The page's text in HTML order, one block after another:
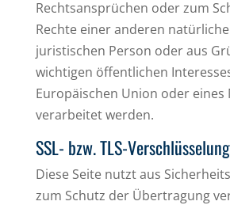
Rechtsansprüchen oder zum
Rechte einer anderen
juristischen Person oder aus
wichtigen öffentlichen
Europäischen Union oder eines
verarbeitet werden.
SSL- bzw. TLS-Verschlüsselung
Diese Seite nutzt aus
zum Schutz der Übertragung